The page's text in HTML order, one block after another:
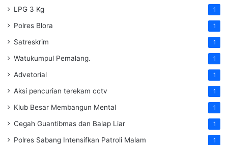
LPG 3 Kg 1
Polres Blora 1
Satreskrim 1
Watukumpul Pemalang. 1
Advetorial 1
Aksi pencurian terekam cctv 1
Klub Besar Membangun Mental 1
Cegah Guantibmas dan Balap Liar 1
Polres Sabang Intensifkan Patroli Malam 1